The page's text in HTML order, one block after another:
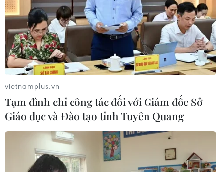
“Chính phủ Mỹ thiếu thẩm quyền đạo đức để trừng phạt
các quan chức cấp cao của FAR và Minint."
vietnamplus.vn
Tạm đình chỉ công tác đối với Giám đốc Sở
Giáo dục và Đào tạo tỉnh Tuyên Quang